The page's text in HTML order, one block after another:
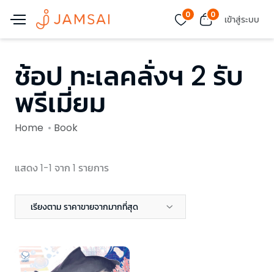
0 0 เข้าสู่ระบบ
ช้อป ทะเลคลั่งฯ 2 รับ
พรีเมี่ยม
Home Book
แสดง 1-1 จาก 1 รายการ
เรียงตาม ราคาขายจากมากที่สุด